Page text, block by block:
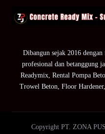
Dibangun sejak 2016
profesional dan betanggung
Readymix, Rental Pompa
Trowel Beton, Floor
Copyright PT. ZONA